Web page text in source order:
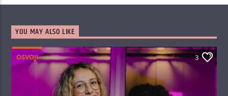
YOU MAY ALSO LIKE
OSVOJI 3